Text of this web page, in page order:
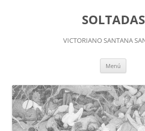
SOLTADAS
VICTORIANO SANTANA
Menú